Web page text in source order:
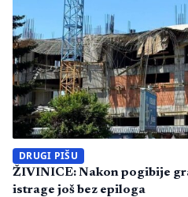
DRUGI PIŠU
ŽIVINICE: Nakon pogibije
istrage još bez epiloga